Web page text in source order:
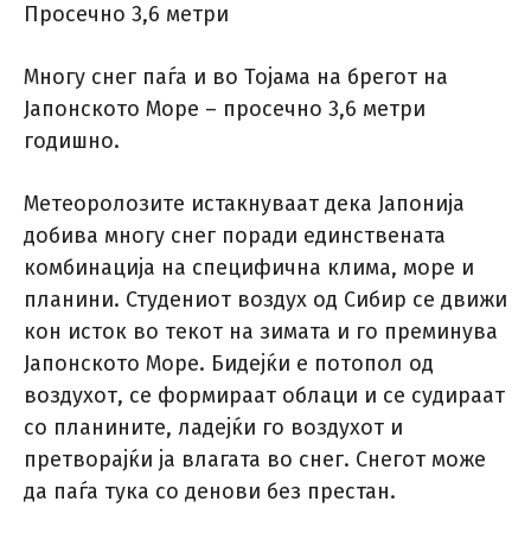
Просечно 3,6 метри
Многу снег паѓа и во Тојама на брегот на
Јапонското Море – просечно 3,6 метри
годишно.
Метеоролозите истакнуваат дека Јапонија
добива многу снег поради единствената
комбинација на специфична клима, море и
планини. Студениот воздух од Сибир се движи
кон исток во текот на зимата и го преминува
Јапонското Море. Бидејќи е потопол од
воздухот, се формираат облаци и се судираат
со планините, ладејќи го воздухот и
претворајќи ја влагата во снег. Снегот може
да паѓа тука со денови без престан.